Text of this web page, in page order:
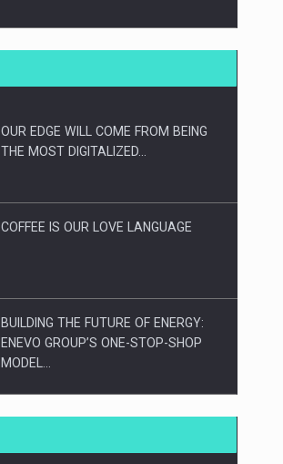
Producatorii si comerciantii care nu
Proteinmaxxing and the Future of
OUR EDGE WILL COME FROM BEING
THE MOST DIGITALIZED…
COFFEE IS OUR LOVE LANGUAGE
BUILDING THE FUTURE OF ENERGY:
ENEVO GROUP’S ONE-STOP-SHOP
MODEL…
ROOTED IN ROMANIA, BUILT TO